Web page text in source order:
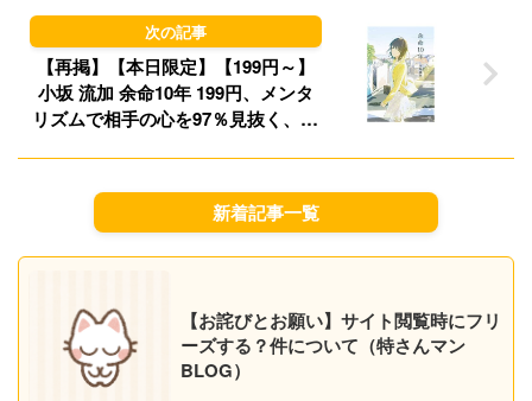
【再掲】【本日限定】【199円～】
小坂 流加 余命10年 199円、メンタ
リズムで相手の心を97％見抜く、操
新着記事一覧
【お詫びとお願い】サイト閲覧時にフリ
ーズする？件について（特さんマン
BLOG）